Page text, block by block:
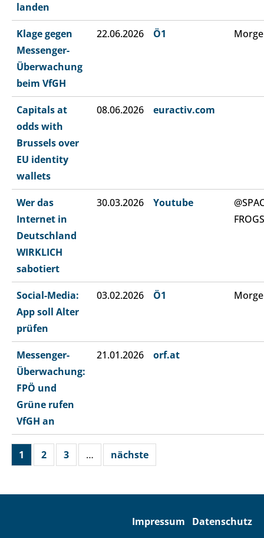
landen
Klage gegen
Messenger-
Überwachung
beim VfGH
22.06.2026 Ö1
Capitals at
odds with
Brussels over
EU identity
wallets
08.06.2026 euractiv.com
Wer das
Internet in
Deutschland
WIRKLICH
sabotiert
30.03.2026 Youtube
FROGS
Social-Media:
App soll Alter
prüfen
03.02.2026 Ö1
Messenger-
Überwachung:
FPÖ und
Grüne rufen
VfGH an
21.01.2026 orf.at
1 2 3 … nächste
Impressum Datenschutz